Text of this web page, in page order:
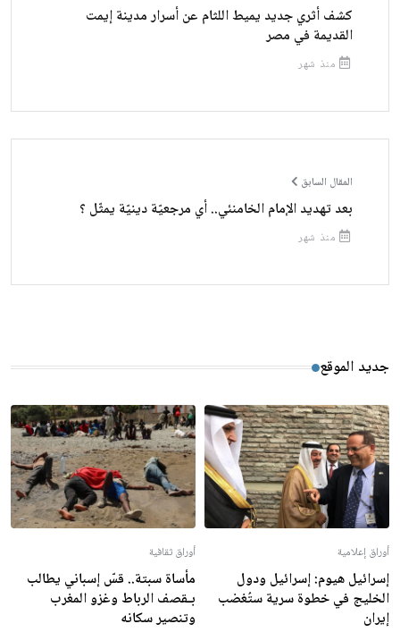
كشف أثري جديد يميط اللثام عن أسرار مدينة إيمت
القديمة في مصر
منذ شهر
المقال السابق
بعد تهديد الإمام الخامنئي.. أي مرجعيّة دينيّة يمثّل ؟
منذ شهر
جديد الموقع
أوراق إعلامية
إسرائيل هيوم: إسرائيل ودول
الخليج في خطوة سرية ستُغضب
إيران
أوراق ثقافية
مأساة سبتة.. قسّ إسباني يطالب
بـقصف الرباط وغزو المغرب
وتنصير سكانه